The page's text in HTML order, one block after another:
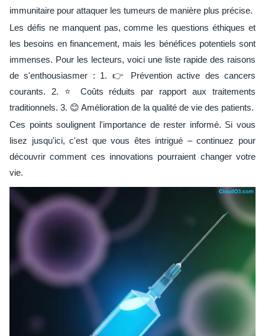
immunitaire pour attaquer les tumeurs de manière plus précise.
Les défis ne manquent pas, comme les questions éthiques et
les besoins en financement, mais les bénéfices potentiels sont
immenses. Pour les lecteurs, voici une liste rapide des raisons
de s'enthousiasmer : 1. 👉 Prévention active des cancers
courants. 2. ⭐ Coûts réduits par rapport aux traitements
traditionnels. 3. 😊 Amélioration de la qualité de vie des patients.
Ces points soulignent l'importance de rester informé. Si vous
lisez jusqu'ici, c'est que vous êtes intrigué – continuez pour
découvrir comment ces innovations pourraient changer votre
vie.